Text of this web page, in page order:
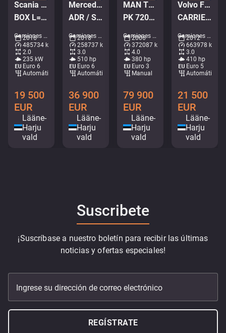
Scania P 320 4x2
BOX L=7578 mm
Camiones - Caja • M754-0553
2016
485734 km
2.0
235 kW
Euro 6
Automático
19 500
EUR
Lääne-
Harju
vald
Mercedes-Benz Actros 2551 6x2
ADR / STREAMSPACE
Camiones - Sistema de contenedores • M999-5146
2018
258737 km
3.0
510 hp
Euro 6
Automático
36 900
EUR
Lääne-
Harju
vald
MAN TGA 35.380 8x4
PK 72002 / EXPORT OUTSIDE EU ONLY!
Camiones - Plataforma de grúa • M582-2228
2006
372087 km
4.0
380 hp
Euro 3
Manual
79 900
EUR
Lääne-
Harju
vald
Volvo FM410 6x2*4
CARRIER SUPRA 950 MT / 2 ZONE FRIDGE
Camiones - Nevera • M420-1252
2012
663978 km
3.0
410 hp
Euro 5
Automático
21 500
EUR
Lääne-
Harju
vald
Suscribete
¡Suscríbase a nuestro boletín para recibir las últimas
noticias y ofertas especiales!
Ingrese su dirección de correo electrónico
REGÍSTRATE